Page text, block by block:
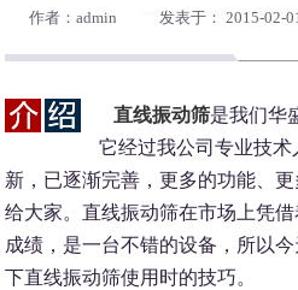
作者：admin 发表于： 2015-02-
直线振动筛是我们华
它经过我公司专业技术
新，已逐渐完善，更多的功能、
给大家。直线振动筛在市场上凭
成绩，是一台不错的设备，所以
下直线振动筛使用时的技巧。